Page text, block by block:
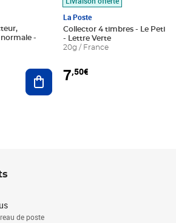
Ajouter au panier
La Poste
Collector 4 timbres - Le Petit
- Lettre Verte
20g / France
7,50€
de poste